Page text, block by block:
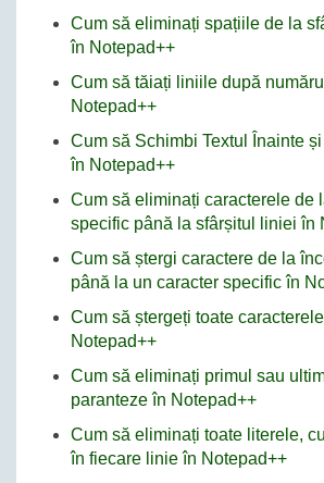
Cum să eliminați spațiile de la
în Notepad++
Cum să tăiați liniile după
Notepad++
Cum să Schimbi Textul Înainte
în Notepad++
Cum să eliminați caracterele de
specific până la sfârșitul liniei în
Cum să ștergi caractere de la
până la un caracter specific în
Cum să ștergeți toate
Notepad++
Cum să eliminați primul sau
paranteze în Notepad++
Cum să eliminați toate literele,
în fiecare linie în Notepad++